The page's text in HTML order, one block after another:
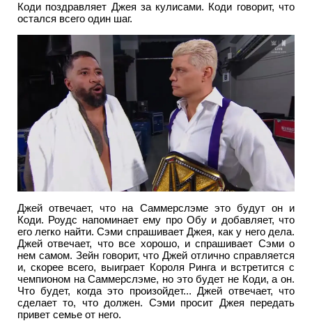
Коди поздравляет Джея за кулисами. Коди говорит, что
остался всего один шаг.
Джей отвечает, что на Саммерслэме это будут он и
Коди. Роудс напоминает ему про Обу и добавляет, что
его легко найти. Сэми спрашивает Джея, как у него дела.
Джей отвечает, что все хорошо, и спрашивает Сэми о
нем самом. Зейн говорит, что Джей отлично справляется
и, скорее всего, выиграет Короля Ринга и встретится с
чемпионом на Саммерслэме, но это будет не Коди, а он.
Что будет, когда это произойдет... Джей отвечает, что
сделает то, что должен. Сэми просит Джея передать
привет семье от него.